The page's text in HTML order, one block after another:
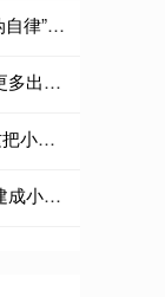
股票配资学习网 三伏天普通人跑步的9个“伪自律”，越坚持，越伤身！
正规的股票配资公司 萨卡：我本希望能有更多出场机会，对阵阿根廷那场比赛我完全能踢
中国配资网网站 欧洲高温，“广货”爆单！这把小风扇何以让世界爱上“中国风”？
线上配资电话 伟大征程｜建党百年：全面建成小康社会，向第二个百年奋斗目标迈进（有声版）